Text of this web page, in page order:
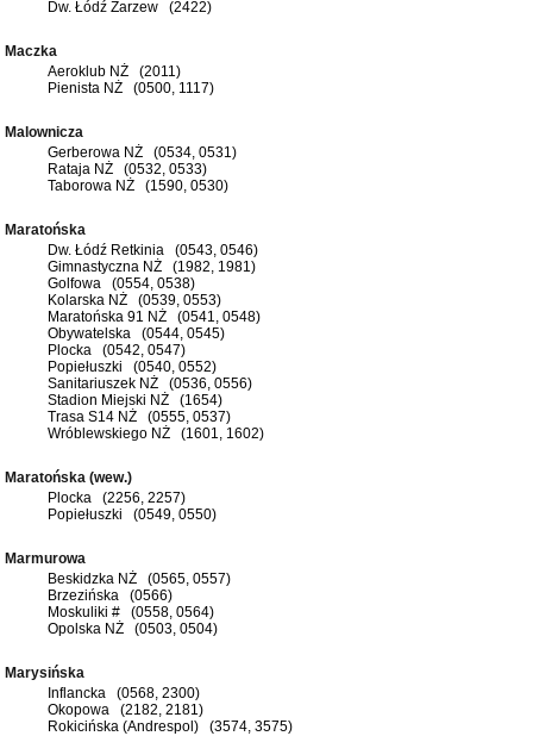
Dw. Łódź Zarzew (2422)
Maczka
Aeroklub NŻ (2011)
Pienista NŻ (0500, 1117)
Malownicza
Gerberowa NŻ (0534, 0531)
Rataja NŻ (0532, 0533)
Taborowa NŻ (1590, 0530)
Maratońska
Dw. Łódź Retkinia (0543, 0546)
Gimnastyczna NŻ (1982, 1981)
Golfowa (0554, 0538)
Kolarska NŻ (0539, 0553)
Maratońska 91 NŻ (0541, 0548)
Obywatelska (0544, 0545)
Plocka (0542, 0547)
Popiełuszki (0540, 0552)
Sanitariuszek NŻ (0536, 0556)
Stadion Miejski NŻ (1654)
Trasa S14 NŻ (0555, 0537)
Wróblewskiego NŻ (1601, 1602)
Maratońska (wew.)
Plocka (2256, 2257)
Popiełuszki (0549, 0550)
Marmurowa
Beskidzka NŻ (0565, 0557)
Brzezińska (0566)
Moskuliki # (0558, 0564)
Opolska NŻ (0503, 0504)
Marysińska
Inflancka (0568, 2300)
Okopowa (2182, 2181)
Rokicińska (Andrespol) (3574, 3575)